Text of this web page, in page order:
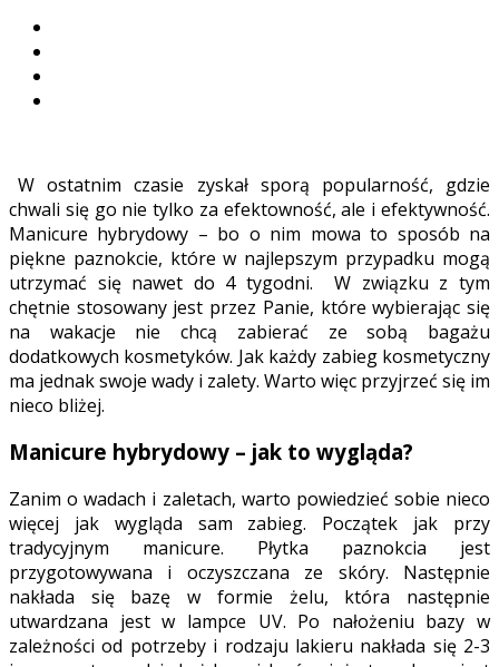
W ostatnim czasie zyskał sporą popularność, gdzie
chwali się go nie tylko za efektowność, ale i efektywność.
Manicure hybrydowy – bo o nim mowa to sposób na
piękne paznokcie, które w najlepszym przypadku mogą
utrzymać się nawet do 4 tygodni. W związku z tym
chętnie stosowany jest przez Panie, które wybierając się
na wakacje nie chcą zabierać ze sobą bagażu
dodatkowych kosmetyków. Jak każdy zabieg kosmetyczny
ma jednak swoje wady i zalety. Warto więc przyjrzeć się im
nieco bliżej.
Manicure hybrydowy – jak to wygląda?
Zanim o wadach i zaletach, warto powiedzieć sobie nieco
więcej jak wygląda sam zabieg. Początek jak przy
tradycyjnym manicure. Płytka paznokcia jest
przygotowywana i oczyszczana ze skóry. Następnie
nakłada się bazę w formie żelu, która następnie
utwardzana jest w lampce UV. Po nałożeniu bazy w
zależności od potrzeby i rodzaju lakieru nakłada się 2-3